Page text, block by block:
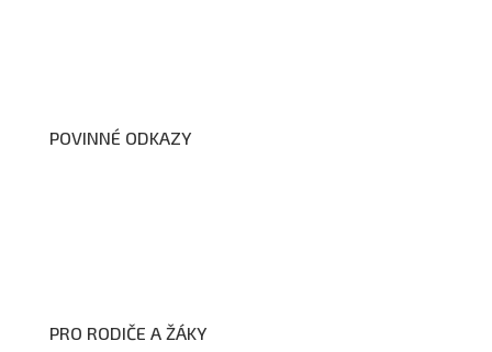
POVINNÉ ODKAZY
PRO RODIČE A ŽÁKY